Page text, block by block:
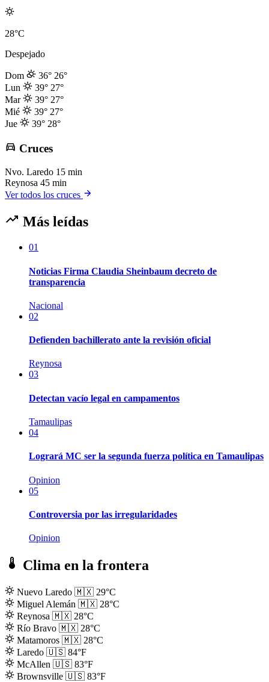
28°C
Despejado
Dom 36° 26°
Lun
39° 27°
Mar
39° 27°
Mié
39° 27°
Jue
39° 28°
Cruces
Nvo. Laredo 15 min
Reynosa 45 min
Ver todos los cruces
Más leídas
01
Noticias Firma Claudia Sheinbaum decreto de
transparencia
Nacional
02
Defienden bachillerato ante la revisión oficial
Reynosa
03
Detectan vacío legal en campamentos
Tamaulipas
04
Logrará MC ser la segunda fuerza política en Tamaulipas
Opinion
05
Controversia por las irregularidades
Opinion
Clima en la frontera
Nuevo Laredo 🇲🇽 29°C
Miguel Alemán 🇲🇽 28°C
Reynosa 🇲🇽 28°C
Río Bravo 🇲🇽 28°C
Matamoros 🇲🇽 28°C
Laredo 🇺🇸 84°F
McAllen 🇺🇸 83°F
Brownsville 🇺🇸 83°F